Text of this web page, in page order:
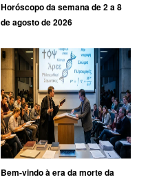
Horóscopo da semana de 2 a 8
de agosto de 2026
Bem-vindo à era da morte da